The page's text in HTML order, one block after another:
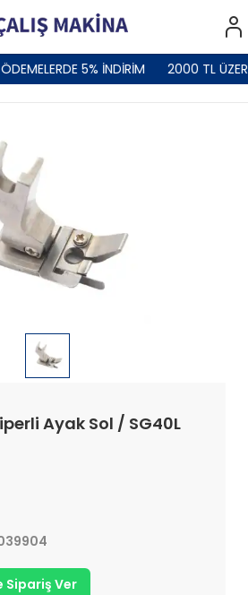
5% İNDİRİM 2000 TL
Ayak Sol / SG40L
Sipariş Ver